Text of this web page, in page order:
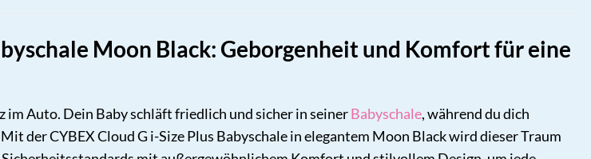
Moon Black: Geborgenheit und Komfort für eine
Auto. Dein Baby schläft friedlich und sicher in seinerBabyschale, während du dich
der CYBEX Cloud G i-Size Plus Babyschale in elegantem Moon Black wird dieser Traum